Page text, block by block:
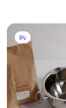
воском